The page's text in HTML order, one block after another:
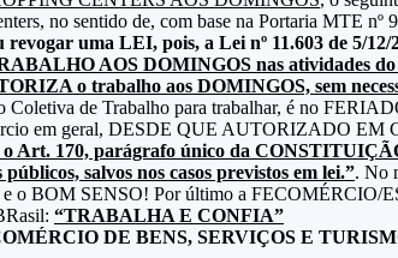
no sentido de, com base na Portaria MTE
uma LEI, pois, a Lei nº 11.603 de 5/
AOS DOMINGOS nas atividades do
o trabalho aos DOMINGOS, sem
Coletiva de Trabalho para trabalhar, é no
em geral, DESDE QUE AUTORIZADO
o Art. 170, parágrafo único da
salvos nos casos previstos em lei.”. No
o BOM SENSO! Por último a FECOMÉRCIO/
“TRABALHA E CONFIA”
DE BENS, SERVIÇOS E